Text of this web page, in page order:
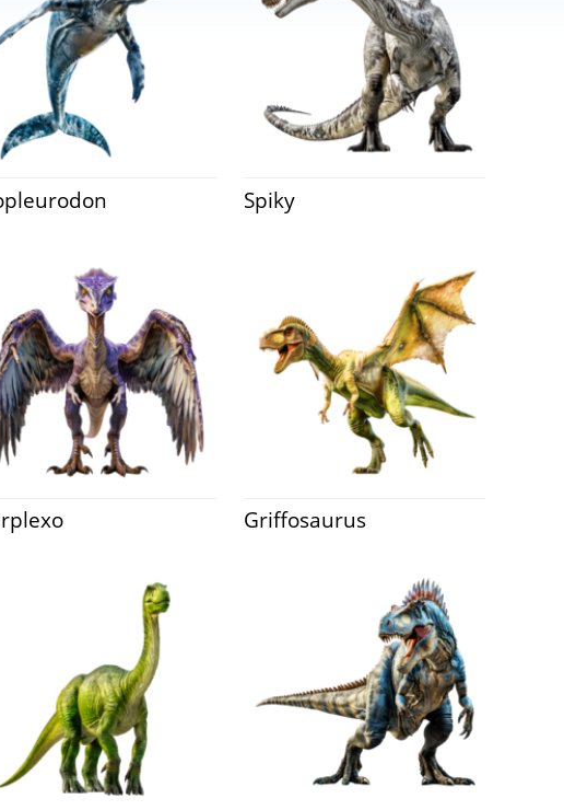
Spiky
Griffosaurus